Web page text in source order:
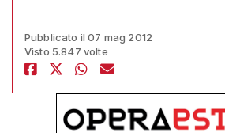
Pubblicato il 07 mag 2012
Visto 5.847 volte